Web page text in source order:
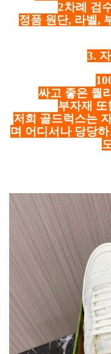
2차례 검
정품 원단, 라벨,
3.
싸고 좋은 퀄
부자재 또
저희 골드럭스는
며 어디서나 당당